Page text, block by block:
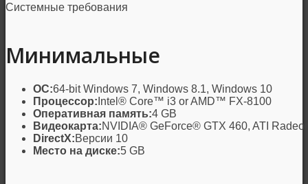
Системные требования
Минимальные
ОС:64-bit Windows 7, Windows 8.1, Windows 10
Процессор: Intel® Core™ i3 or AMD™ FX-8100
Оперативная память:4 GB
Видеокарта:NVIDIA® GeForce® GTX 460, ATI
DirectX:Версии 10
Место на диске:5 GB